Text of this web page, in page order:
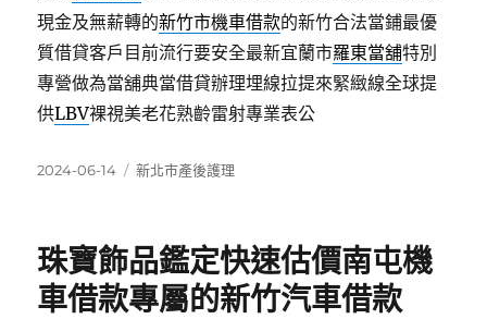
現金及無薪轉的新竹市機車借款的新竹合法當鋪最優
質借貸客戶目前流行要安全最新宜蘭市羅東當舖特別
專營做為當舖典當借貸辦理埋線拉提來緊緻線全球提
供LBV裸視美老花熟齡雷射專業表公
發
2024-06-14
分
新北市產後護理
珠寶飾品鑑定快速估價南屯機
車借款專屬的新竹汽車借款